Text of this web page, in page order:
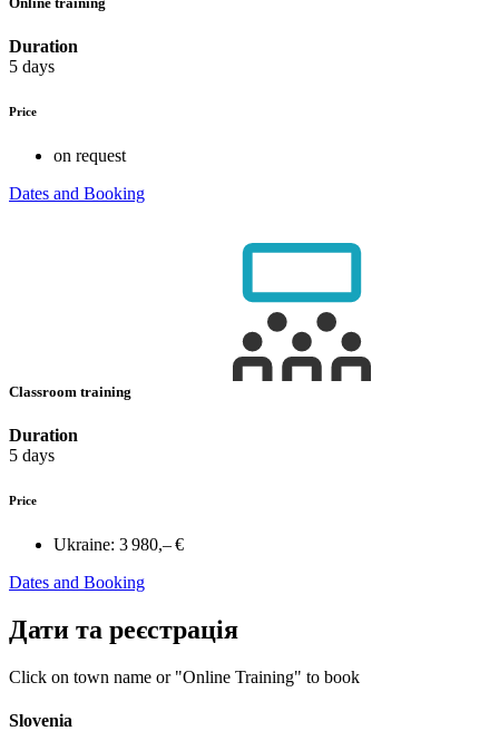
Duration
5 days
Price
on request
Dates and Booking
Classroom training
Duration
5 days
Price
Ukraine: 3 980,– €
Dates and Booking
Дати та реєстрація
Click on town name or "Online Training" to book
Slovenia